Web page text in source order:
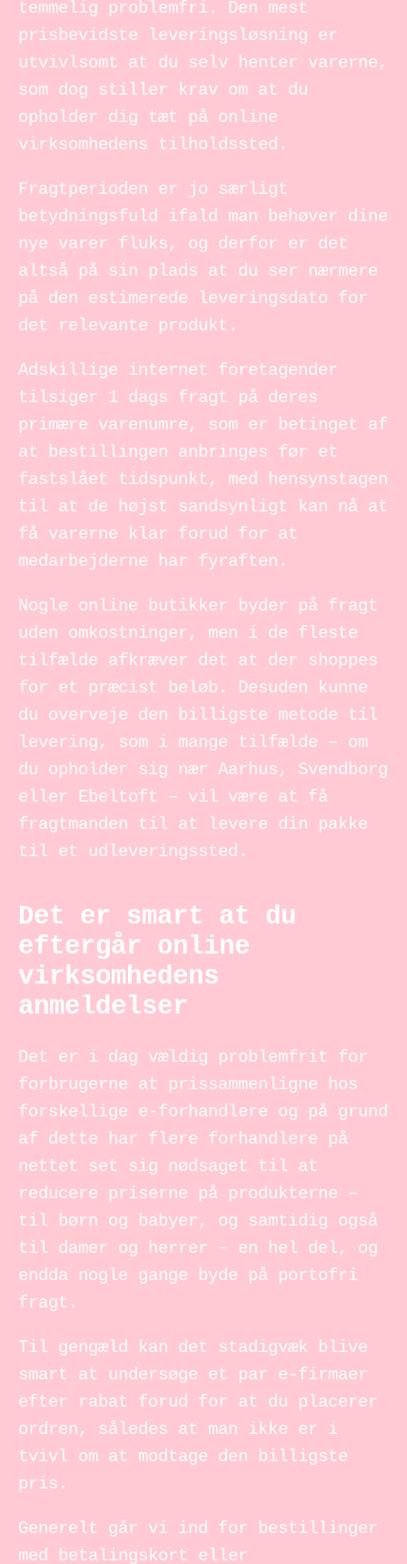
temmelig problemfri. Den mest
prisbevidste leveringsløsning er
utvivlsomt at du selv henter varerne,
som dog stiller krav om at du
opholder dig tæt på online
virksomhedens tilholdssted.
Fragtperioden er jo særligt
betydningsfuld ifald man behøver dine
nye varer fluks, og derfor er det
altså på sin plads at du ser nærmere
på den estimerede leveringsdato for
det relevante produkt.
Adskillige internet foretagender
tilsiger 1 dags fragt på deres
primære varenumre, som er betinget af
at bestillingen anbringes før et
fastslået tidspunkt, med hensynstagen
til at de højst sandsynligt kan nå at
få varerne klar forud for at
medarbejderne har fyraften.
Nogle online butikker byder på fragt
uden omkostninger, men i de fleste
tilfælde afkræver det at der shoppes
for et præcist beløb. Desuden kunne
du overveje den billigste metode til
levering, som i mange tilfælde – om
du opholder sig nær Aarhus, Svendborg
eller Ebeltoft – vil være at få
fragtmanden til at levere din pakke
til et udleveringssted.
Det er smart at du
eftergår online
virksomhedens
anmeldelser
Det er i dag vældig problemfrit for
forbrugerne at prissammenligne hos
forskellige e-forhandlere og på grund
af dette har flere forhandlere på
nettet set sig nødsaget til at
reducere priserne på produkterne –
til børn og babyer, og samtidig også
til damer og herrer – en hel del, og
endda nogle gange byde på portofri
fragt.
Til gengæld kan det stadigvæk blive
smart at undersøge et par e-firmaer
efter rabat forud for at du placerer
ordren, således at man ikke er i
tvivl om at modtage den billigste
pris.
Generelt går vi ind for bestillinger
med betalingskort eller